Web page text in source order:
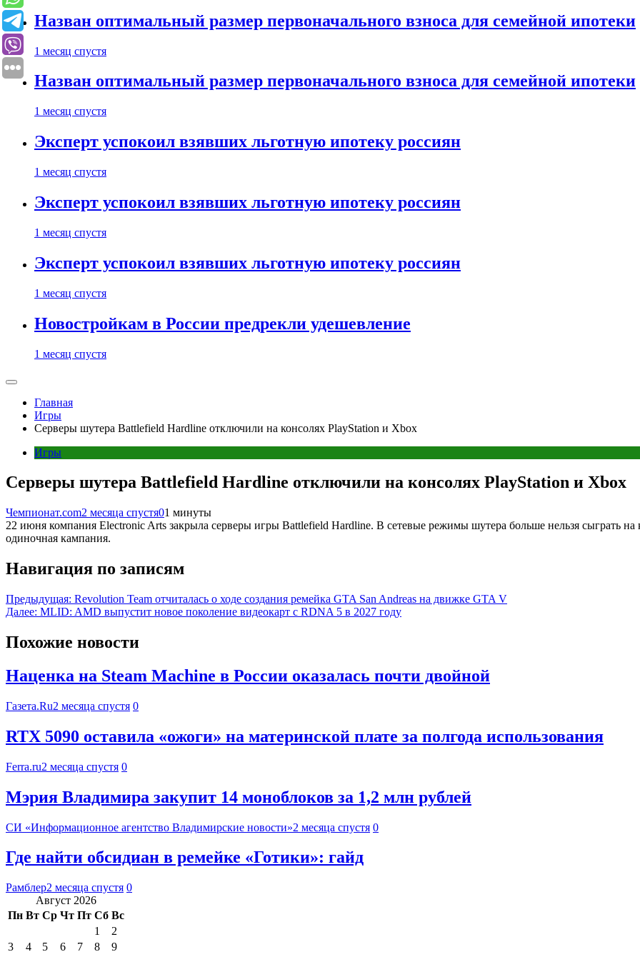
Назван оптимальный размер первоначального взноса для семейной ипотеки
1 месяц спустя
Назван оптимальный размер первоначального взноса для семейной ипотеки
1 месяц спустя
Эксперт успокоил взявших льготную ипотеку россиян
1 месяц спустя
Эксперт успокоил взявших льготную ипотеку россиян
1 месяц спустя
Эксперт успокоил взявших льготную ипотеку россиян
1 месяц спустя
Новостройкам в России предрекли удешевление
1 месяц спустя
Главная
Игры
Серверы шутера Battlefield Hardline отключили на консолях PlayStation и Xbox
Игры
Серверы шутера Battlefield Hardline отключили на консолях PlayStation и Xbox
Чемпионат.com2 месяца спустя01 минуты
22 июня компания Electronic Arts закрыла серверы игры Battlefield Hardline. В сетевые режимы шутера больше нельзя сыграть
одиночная кампания.
Навигация по записям
Предыдущая: Revolution Team отчиталась о ходе создания ремейка GTA San Andreas на движке GTA V
Далее: MLID: AMD выпустит новое поколение видеокарт с RDNA 5 в 2027 году
Похожие новости
Наценка на Steam Machine в России оказалась почти двойной
Газета.Ru2 месяца спустя 0
RTX 5090 оставила «ожоги» на материнской плате за полгода использования
Ferra.ru2 месяца спустя 0
Мэрия Владимира закупит 14 моноблоков за 1,2 млн рублей
СИ «Информационное агентство Владимирские новости»2 месяца спустя 0
Где найти обсидиан в ремейке «Готики»: гайд
Рамблер2 месяца спустя 0
Август 2026
Пн Вт Ср Чт Пт Сб Вс
1
2
3
4 5 6 7 8
9